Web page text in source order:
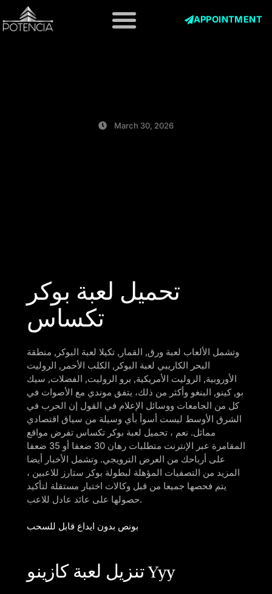
to
content
APPOINTMENT
March 30, 2026
تحميل لعبة بوكر
تكساس
وتشمل الألعاب لعبة ورق, القمار, تكيلا لعبة البوكر, منطقة
البحر الكاريبي لعبة البوكر, الكلب الأحمر, الروليت
الأوروبية, الروليت الأمريكية, برو الروليت, الفضلات, سيك
بو, كينو, البنغو وأكثر من ذلك، يتفق موندي مع الأصوات في
كل من الجامعات ووسائل الإعلام في القول إن الحرب في
الشرق الأوسط ليست أسوأ بأي وسيلة من سياق اقتصادي
مماثل. نعم ، تحميل لعبة بوكر تكساس تفرض مواقع
المقامرة عبر الإنترنت متطلبات رهان 30 ضعفا أو 35 ضعفا
على أرباحك من العرض الترويجي. وتشمل الأخبار أيضا
المزيد من التصفيات المؤهلة لبطولة بوكر ستارز للاعبين ،
يتم فحصها جميعا من قبل وكالات اختبار مستقلة لتأكيد
حصولها على عائد عادل للاعب.
بونص بدون ايداع قابل للسحب
تنزيل لعبة كازينو Yyy